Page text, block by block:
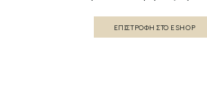
ΕΠΙΣΤΡΟΦΉ ΣΤΟ ESHOP